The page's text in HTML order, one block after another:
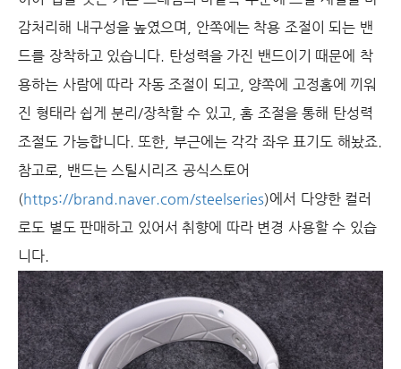
감처리해 내구성을 높였으며, 안쪽에는 착용 조절이 되는 밴
드를 장착하고 있습니다. 탄성력을 가진 밴드이기 때문에 착
용하는 사람에 따라 자동 조절이 되고, 양쪽에 고정홈에 끼워
진 형태라 쉽게 분리/장착할 수 있고, 홈 조절을 통해 탄성력
조절도 가능합니다. 또한, 부근에는 각각 좌우 표기도 해놨죠.
참고로, 밴드는 스틸시리즈 공식스토어
(https://brand.naver.com/steelseries)에서 다양한 컬러
로도 별도 판매하고 있어서 취향에 따라 변경 사용할 수 있습
니다.